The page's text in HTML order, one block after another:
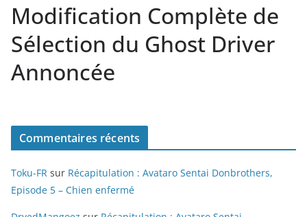
Modification Complète de
Sélection du Ghost Driver
Annoncée
Commentaires récents
Toku-FR sur Récapitulation : Avataro Sentai Donbrothers,
Episode 5 – Chien enfermé